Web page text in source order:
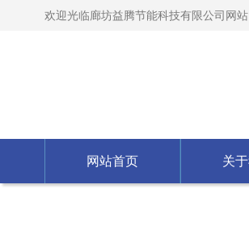
欢迎光临廊坊益腾节能科技有限公司网站
网站首页 关